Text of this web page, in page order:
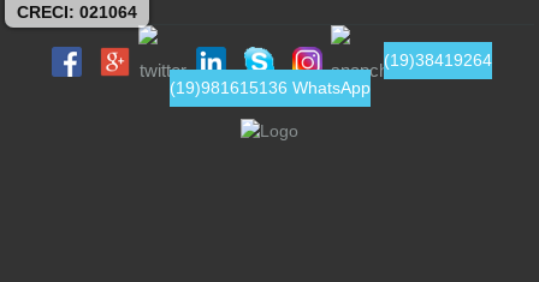
CRECI: 021064
(19)38419264
(19)981615136 WhatsApp